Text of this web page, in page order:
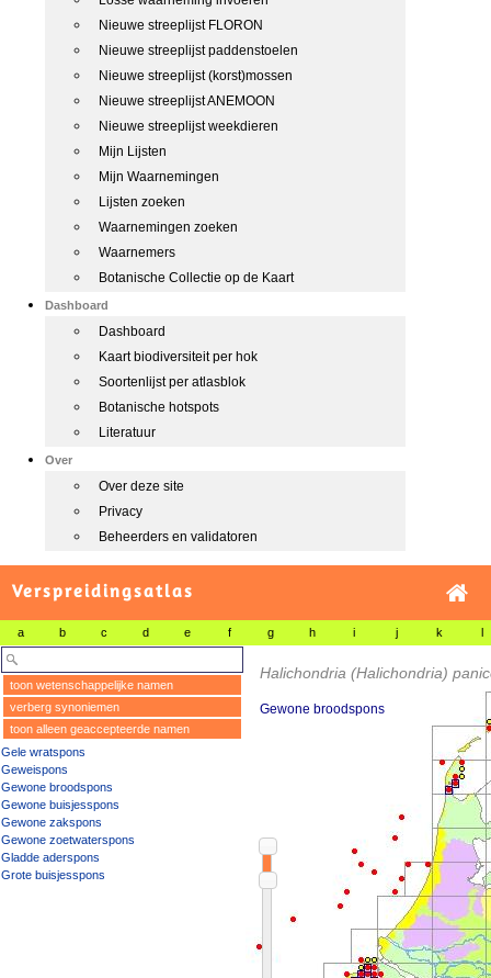
Nieuwe streeplijst FLORON
Nieuwe streeplijst paddenstoelen
Nieuwe streeplijst (korst)mossen
Nieuwe streeplijst ANEMOON
Nieuwe streeplijst weekdieren
Mijn Lijsten
Mijn Waarnemingen
Lijsten zoeken
Waarnemingen zoeken
Waarnemers
Botanische Collectie op de Kaart
Dashboard
Dashboard
Kaart biodiversiteit per hok
Soortenlijst per atlasblok
Botanische hotspots
Literatuur
Over
Over deze site
Privacy
Beheerders en validatoren
Verspreidingsatlas
a b c d e f g h i j k l
toon wetenschappelijke namen
verberg synoniemen
toon alleen geaccepteerde namen
Gele wratspons
Geweispons
Gewone broodspons
Gewone buisjesspons
Gewone zakspons
Gewone zoetwaterspons
Gladde aderspons
Grote buisjesspons
Halichondria (Halichondria)
Gewone broodspons